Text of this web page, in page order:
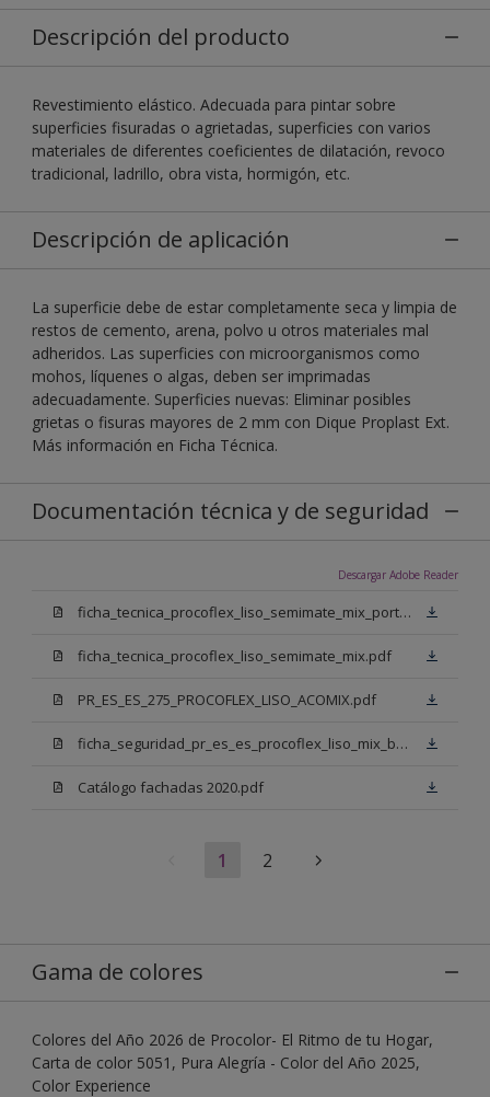
Descripción del producto
Revestimiento elástico. Adecuada para pintar sobre
superficies fisuradas o agrietadas, superficies con varios
materiales de diferentes coeficientes de dilatación, revoco
tradicional, ladrillo, obra vista, hormigón, etc.
Descripción de aplicación
La superficie debe de estar completamente seca y limpia de
restos de cemento, arena, polvo u otros materiales mal
adheridos. Las superficies con microorganismos como
mohos, líquenes o algas, deben ser imprimadas
adecuadamente. Superficies nuevas: Eliminar posibles
grietas o fisuras mayores de 2 mm con Dique Proplast Ext.
Más información en Ficha Técnica.
Documentación técnica y de seguridad
Descargar Adobe Reader
ficha_tecnica_procoflex_liso_semimate_mix_portugues.pdf
ficha_tecnica_procoflex_liso_semimate_mix.pdf
PR_ES_ES_275_PROCOFLEX_LISO_ACOMIX.pdf
ficha_seguridad_pr_es_es_procoflex_liso_mix_bb.pdf
Catálogo fachadas 2020.pdf
1 2
Gama de colores
Colores del Año 2026 de Procolor- El Ritmo de tu Hogar,
Carta de color 5051, Pura Alegría - Color del Año 2025,
Color Experience